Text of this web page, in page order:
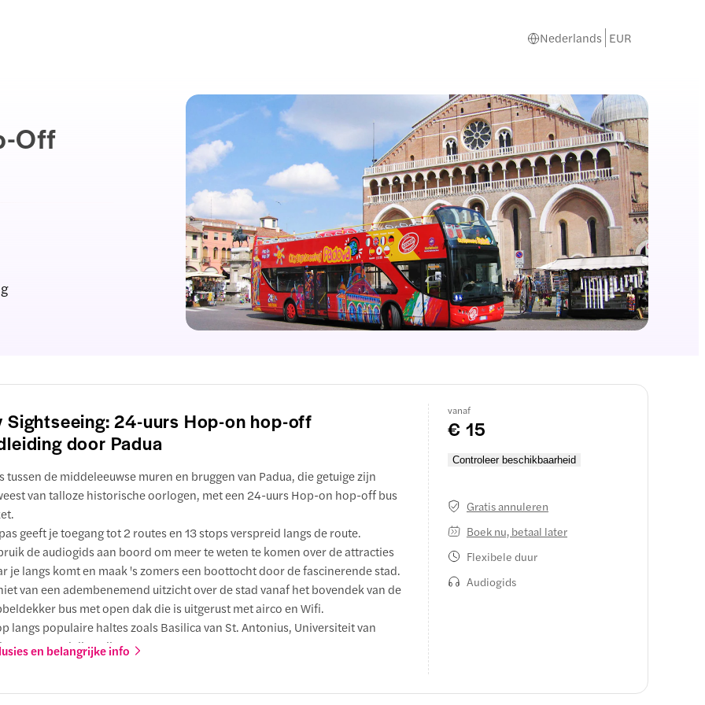
Nederlands EUR
Off
Sightseeing: 24-uurs Hop-on hop-off
door Padua
vanaf
€ 15
Controleer beschikbaarheid
Gratis annuleren
Boek nu, betaal later
Flexibele duur
Audiogids
tussen de middeleeuwse muren en bruggen van Padua, die getuige zijn
van talloze historische oorlogen, met een 24-uurs Hop-on hop-off bus
geeft je toegang tot 2 routes en 13 stops verspreid langs de route.
de audiogids aan boord om meer te weten te komen over de attracties
je langs komt en maak 's zomers een boottocht door de fascinerende stad.
van een adembenemend uitzicht over de stad vanaf het bovendek van de
bus met open dak die is uitgerust met airco en Wifi.
langs populaire haltes zoals Basilica van St. Antonius, Universiteit van
en Prato della Valle.
en belangrijke info